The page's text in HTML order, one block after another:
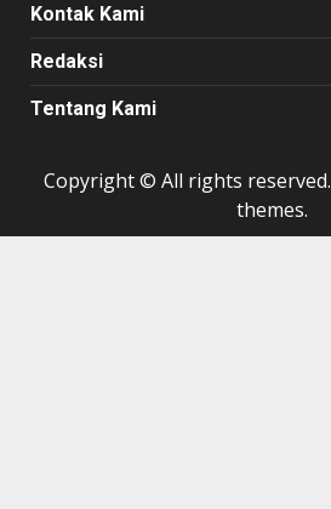
Kontak Kami
Redaksi
Tentang Kami
Copyright © All rights reserved.
themes.